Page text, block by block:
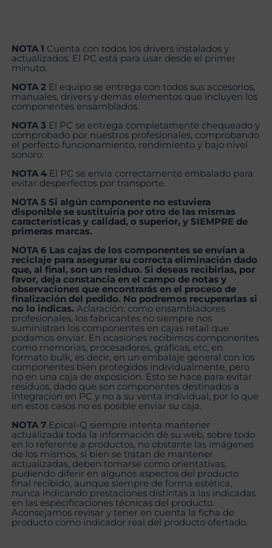
NOTA 1 Cuenta con todos los drivers instalados y
actualizados. El PC está para usar desde el primer
minuto.
NOTA 2 El equipo se entrega con todos sus accesorios,
manuales, drivers y demás elementos que incluyen los
componentes ensamblados.
NOTA 3 El PC se entrega completamente chequeado y
comprobado por nuestros profesionales, comprobando
el perfecto funcionamiento, rendimiento y bajo nivel
sonoro.
NOTA 4 El PC se envía correctamente embalado para
evitar desperfectos por transporte.
NOTA 5 Si algún componente no estuviera
disponible se sustituiría por otro de las mismas
características y calidad, o superior, y SIEMPRE de
primeras marcas.
NOTA 6 Las cajas de los componentes se envían a
reciclaje para asegurar su correcta eliminación dado
que, al final, son un residuo. Si deseas recibirlas, por
favor, deja constancia en el campo de notas y
observaciones que encontrarás en el proceso de
finalización del pedido. No podremos recuperarlas si
no lo indicas. Aclaración: como ensambladores
profesionales, los fabricantes no siempre nos
suministran los componentes en cajas retail que
podamos enviar. En ocasiones recibimos componentes
como memorias, procesadores, gráficas, etc, en
formato bulk, es decir, en un embalaje general con los
componentes bien protegidos individualmente, pero
no en una caja de exposición. Esto se hace para evitar
residuos, dado que son componentes destinados a
integración en PC y no a su venta individual, por lo que
en estos casos no es posible enviar su caja.
NOTA 7 Epical-Q siempre intenta mantener
actualizada toda la información de su web, sobre todo
en lo referente a productos, no obstante las imágenes
de los mismos, si bien se tratan de mantener
actualizadas, deben tomarse como orientativas,
pudiendo diferir en algunos aspectos del producto
final recibido, aunque siempre de forma estética,
nunca indicando prestaciones distintas a las indicadas
en las especificaciones técnicas del producto.
Aconsejamos revisar y tener en cuenta la ficha de
producto como indicador real del producto ofertado.